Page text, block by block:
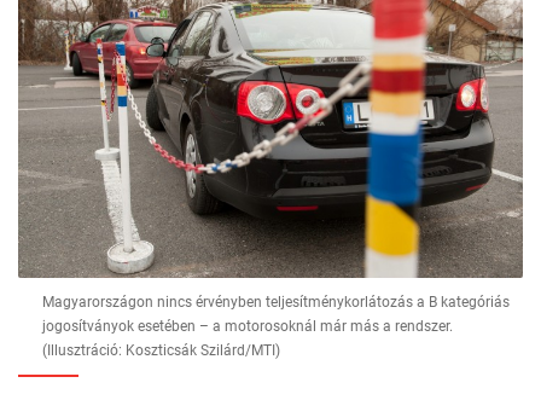
Magyarországon nincs érvényben teljesítménykorlátozás a B kategóriás
jogosítványok esetében – a motorosoknál már más a rendszer.
(Illusztráció: Koszticsák Szilárd/MTI)